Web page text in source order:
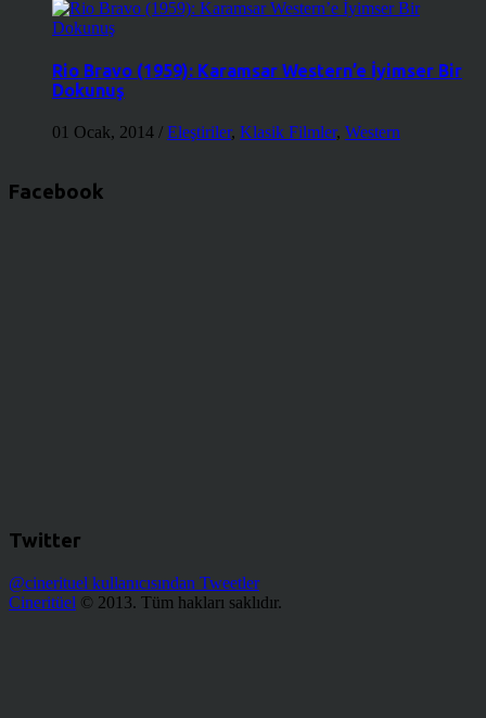
Rio Bravo (1959): Karamsar Western’e İyimser Bir
Dokunuş
01 Ocak, 2014 / Eleştiriler, Klasik Filmler, Western
Facebook
Twitter
@cinerituel kullanıcısından Tweetler
Cineritüel © 2013. Tüm hakları saklıdır.